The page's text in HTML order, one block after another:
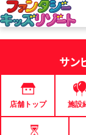
サン
店舗トップ 施設